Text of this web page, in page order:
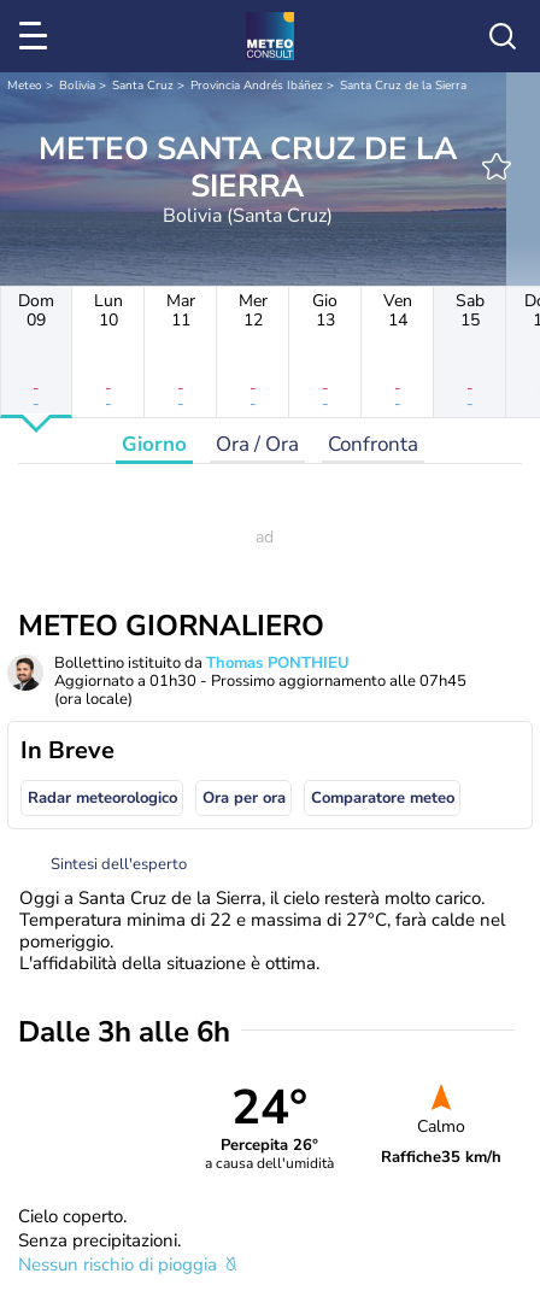
Meteo Bolivia Santa Cruz Provincia Andrés Ibáñez Santa Cruz de la Sierra
METEO SANTA CRUZ DE LA
SIERRA
Bolivia (Santa Cruz)
Dom
09
-
-
Lun
10
-
-
Mar
11
-
-
Mer
12
-
-
Gio
13
-
-
Ven
14
-
-
Sab
15
-
-
Giorno Ora / Ora Confronta
METEO GIORNALIERO
Bollettino istituito da Thomas PONTHIEU
Aggiornato a 01h30 - Prossimo aggiornamento alle07h45
(ora locale)
In Breve
Radar meteorologico Ora per ora Comparatore meteo
Sintesi dell'esperto
Oggi a Santa Cruz de la Sierra, il cielo resterà molto carico.
Temperatura minima di 22 e massima di 27°C, farà calde nel
pomeriggio.
L'affidabilità della situazione è ottima.
Dalle 3h alle 6h
24°
Percepita 26°
a causa dell'umidità
Calmo
Raffiche35 km/h
Cielo coperto.
Senza precipitazioni.
Nessun rischio di pioggia